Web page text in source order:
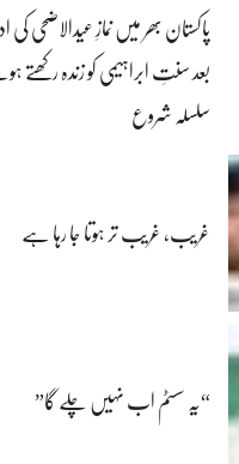
پاکستان بھر میں نمازِ عیدالاضحی کی
بعد سنتِ ابراہیمی کو زندہ رکھتے
سلسلہ شروع
غریب، غریب تر ہوتا جا رہا ہے
“یہ سسٹم اب نہیں چلے گا”